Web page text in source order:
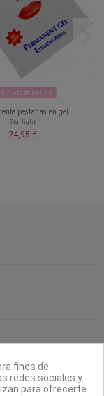
Sin stock online
pestañas en gel
Starlight
24,95 €
fines de
redes sociales y
para ofrecerte